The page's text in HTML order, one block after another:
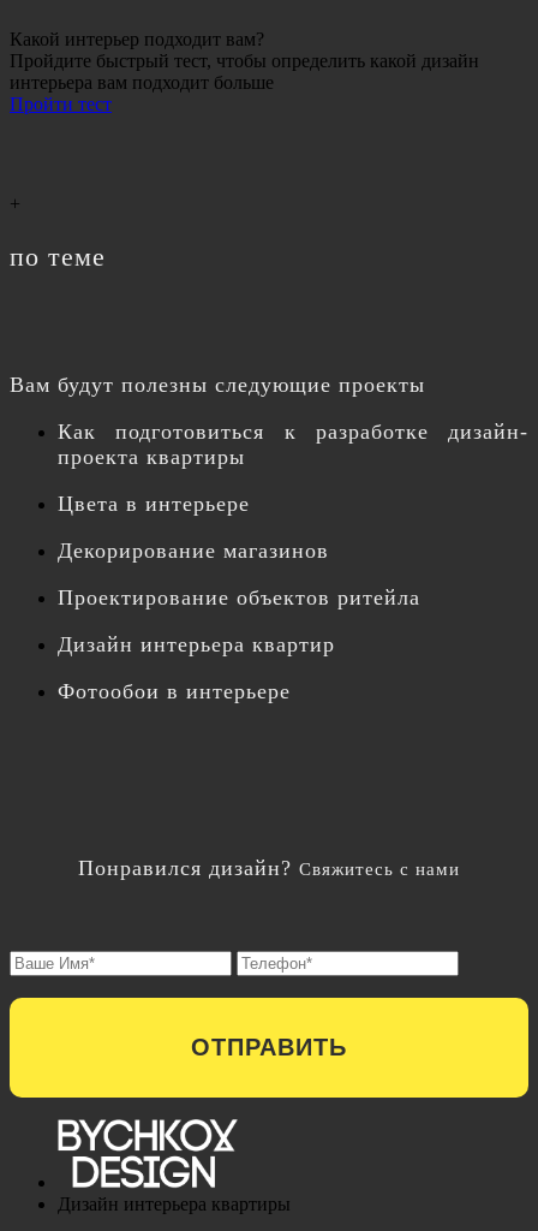
Какой интерьер подходит вам?
Пройдите быстрый тест, чтобы определить какой дизайн
интерьера вам подходит больше
Пройти тест
+
по теме
Вам будут полезны следующие проекты
Как подготовиться к разработке дизайн-
проекта квартиры
Цвета в интерьере
Декорирование магазинов
Проектирование объектов ритейла
Дизайн интерьера квартир
Фотообои в интерьере
Понравился дизайн? Свяжитесь с нами
ОТПРАВИТЬ
Дизайн интерьера квартиры